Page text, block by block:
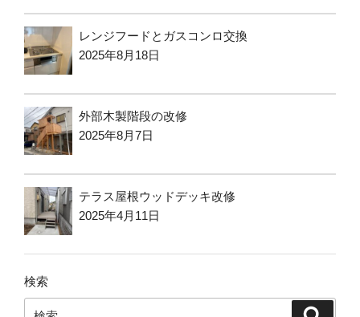
レンジフードとガスコンロ交換
2025年8月18日
外部木製階段の改修
2025年8月7日
テラス屋根ウッドデッキ改修
2025年4月11日
検索